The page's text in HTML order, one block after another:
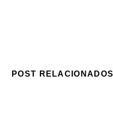
POST RELACIONADOS